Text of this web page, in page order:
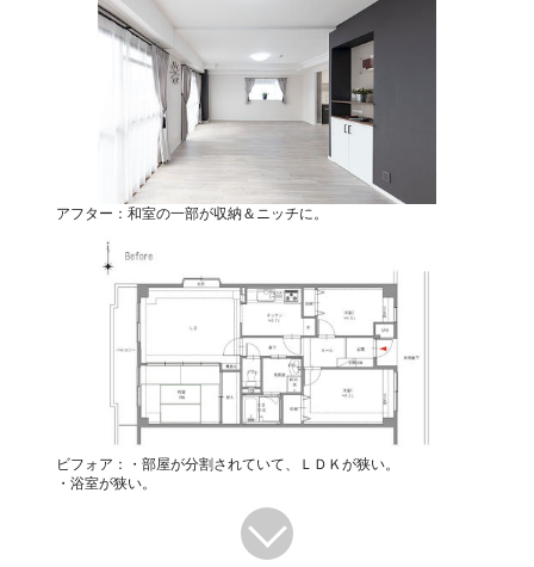
アフター：和室の一部が収納＆ニッチに。
ビフォア：・部屋が分割されていて、ＬＤＫが狭い。
・浴室が狭い。